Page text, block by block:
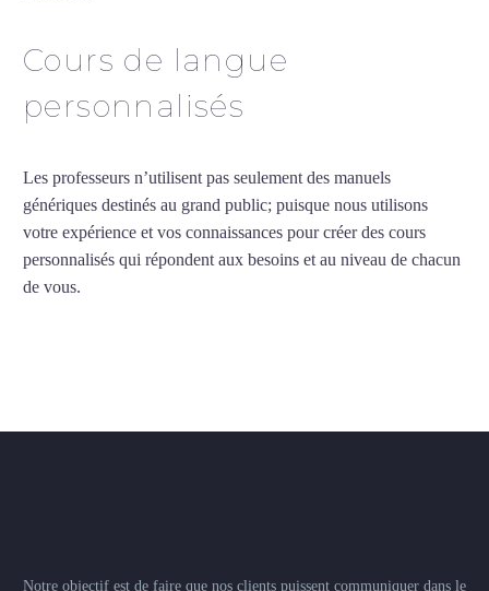
Cours de langue
personnalisés
Les professeurs n’utilisent pas seulement des manuels
génériques destinés au grand public; puisque nous utilisons
votre expérience et vos connaissances pour créer des cours
personnalisés qui répondent aux besoins et au niveau de chacun
de vous.
Notre objectif est de faire que nos clients puissent communiquer dans le